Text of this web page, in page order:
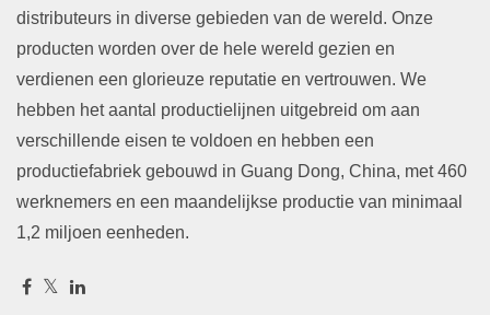
distributeurs in diverse gebieden van de wereld. Onze
producten worden over de hele wereld gezien en
verdienen een glorieuze reputatie en vertrouwen. We
hebben het aantal productielijnen uitgebreid om aan
verschillende eisen te voldoen en hebben een
productiefabriek gebouwd in Guang Dong, China, met 460
werknemers en een maandelijkse productie van minimaal
1,2 miljoen eenheden.